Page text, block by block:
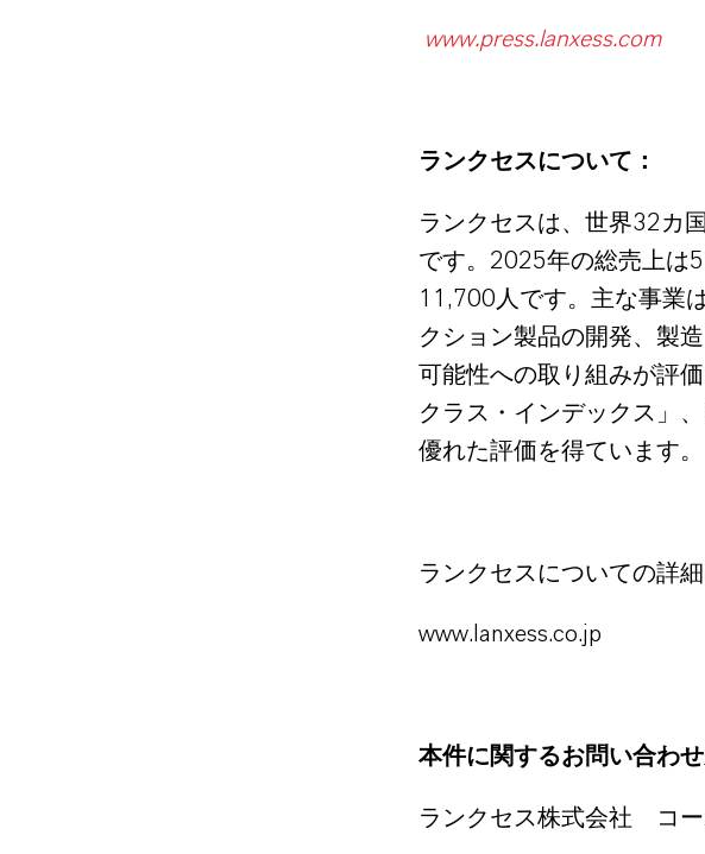
www.press.lanxess.com
ランクセスについて ：
ランクセスは、世界32 カ
です。 2025年の総売上は
11,700 人です。主な事業
クション製品の開発、製
可能性への取り組みが評
クラス・インデックス」、
優れた評価を得ています。
ランクセスについての詳
www.lanxess.co.jp
本件に関するお問い合わせ
ランクセス株式会社 コ